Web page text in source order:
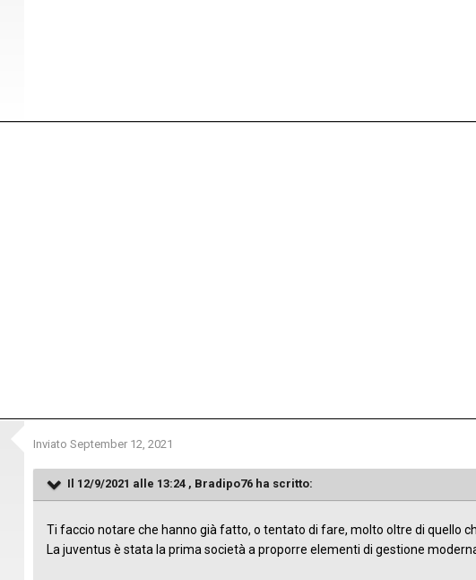
Inviato September 12, 2021
Il 12/9/2021 alle 13:24 , Bradipo76 ha scritto:
Ti faccio notare che hanno già fatto, o tentato di fare, molto oltre di quello
La juventus è stata la prima società a proporre elementi di gestione